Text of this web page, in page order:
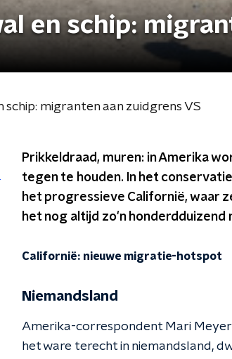
en schip:
schip: migranten aan zuidgrens VS
Prikkeldraad, muren: in Amerika
tegen te houden. In het
het progressieve Californië, waar
het nog altijd zo'n honderdduizend
Californië: nieuwe migratie-hotspot
Niemandsland
Amerika-correspondent Mari Meyer
het ware terecht in niemandsland,